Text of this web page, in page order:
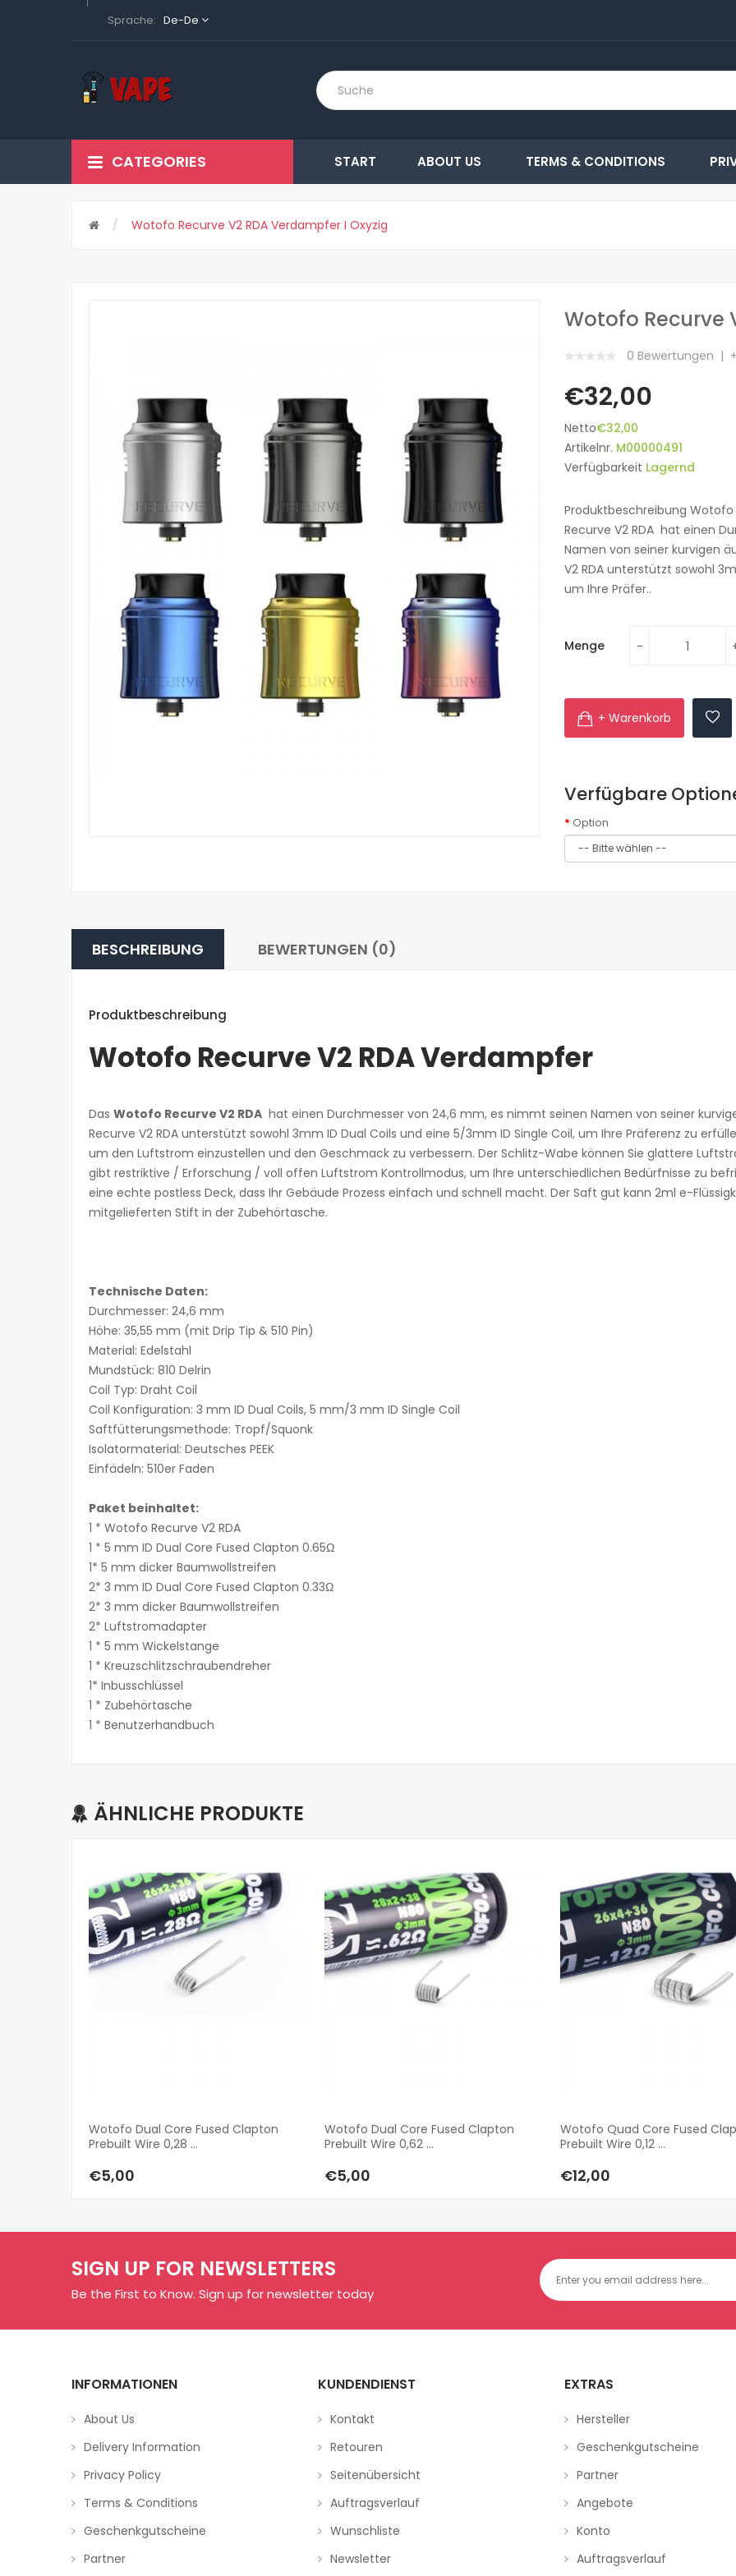
Sprache: De-De
CATEGORIES START ABOUT US TERMS & CONDITIONS
Wotofo Recurve V2 RDA Verdampfer I Oxyzig
Wotofo Recurve
0 Bewertungen
€32,00
Netto€32,00
Artikelnr. M00000491
Verfügbarkeit Lagernd
Produktbeschreibung Wotofo
Recurve V2 RDA hat einen
Namen von seiner kurvigen
V2 RDA unterstützt sowohl
um Ihre Präfer..
Menge
+ Warenkorb
Verfügbare
Option
BESCHREIBUNG BEWERTUNGEN (0)
Produktbeschreibung
Wotofo Recurve V2 RDA Verdampfer
Das Wotofo Recurve V2 RDA hat einen Durchmesser von 24,6 mm, es nimmt seinen Namen von seiner
Recurve V2 RDA unterstützt sowohl 3mm ID Dual Coils und eine 5/3mm ID Single Coil, um Ihre Präferenz zu
um den Luftstrom einzustellen und den Geschmack zu verbessern. Der Schlitz-Wabe können Sie glattere
gibt restriktive / Erforschung / voll offen Luftstrom Kontrollmodus, um Ihre unterschiedlichen Bedürfnisse zu
eine echte postless Deck, dass Ihr Gebäude Prozess einfach und schnell macht. Der Saft gut kann 2ml e-
mitgelieferten Stift in der Zubehörtasche.
Technische Daten:
Durchmesser: 24,6 mm
Höhe: 35,55 mm (mit Drip Tip & 510 Pin)
Material: Edelstahl
Mundstück: 810 Delrin
Coil Typ: Draht Coil
Coil Konfiguration: 3 mm ID Dual Coils, 5 mm/3 mm ID Single Coil
Saftfütterungsmethode: Tropf/Squonk
Isolatormaterial: Deutsches PEEK
Einfädeln: 510er Faden
Paket beinhaltet:
1 * Wotofo Recurve V2 RDA
1 * 5 mm ID Dual Core Fused Clapton 0.65Ω
1* 5 mm dicker Baumwollstreifen
2* 3 mm ID Dual Core Fused Clapton 0.33Ω
2* 3 mm dicker Baumwollstreifen
2* Luftstromadapter
1 * 5 mm Wickelstange
1 * Kreuzschlitzschraubendreher
1* Inbusschlüssel
1 * Zubehörtasche
1 * Benutzerhandbuch
ÄHNLICHE PRODUKTE
Wotofo Dual Core Fused Clapton
Prebuilt Wire 0,28 ...
€5,00
Wotofo Dual Core Fused Clapton
Prebuilt Wire 0,62 ...
€5,00
Wotofo Quad Core Fused
Prebuilt Wire 0,12 ...
€12,00
SIGN UP FOR NEWSLETTERS
Be the First to Know. Sign up for newsletter today
INFORMATIONEN
About Us
Delivery Information
Privacy Policy
Terms & Conditions
Geschenkgutscheine
Partner
KUNDENDIENST
Kontakt
Retouren
Seitenübersicht
Auftragsverlauf
Wunschliste
Newsletter
EXTRAS
Hersteller
Geschenkgutscheine
Partner
Angebote
Konto
Auftragsverlauf